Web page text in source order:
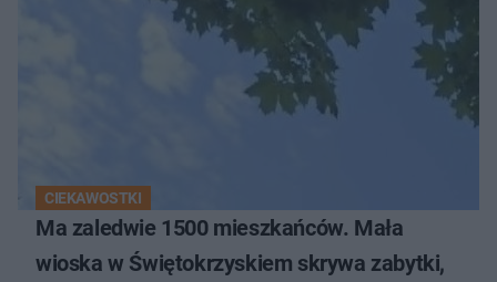
CIEKAWOSTKI
Ma zaledwie 1500 mieszkańców. Mała
wioska w Świętokrzyskiem skrywa zabytki,